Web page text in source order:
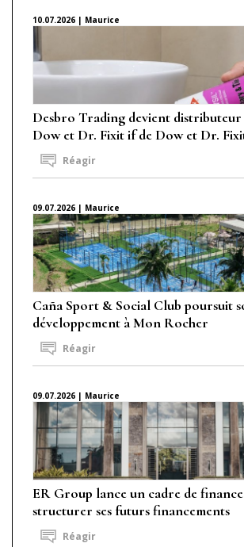
10.07.2026 | Maurice
Desbro Trading devient distributeur
Dow et Dr. Fixit if de Dow et Dr.
Réagir
09.07.2026 | Maurice
Caña Sport & Social Club poursuit
développement à Mon Rocher
Réagir
09.07.2026 | Maurice
ER Group lance un cadre de
structurer ses futurs financements
Réagir